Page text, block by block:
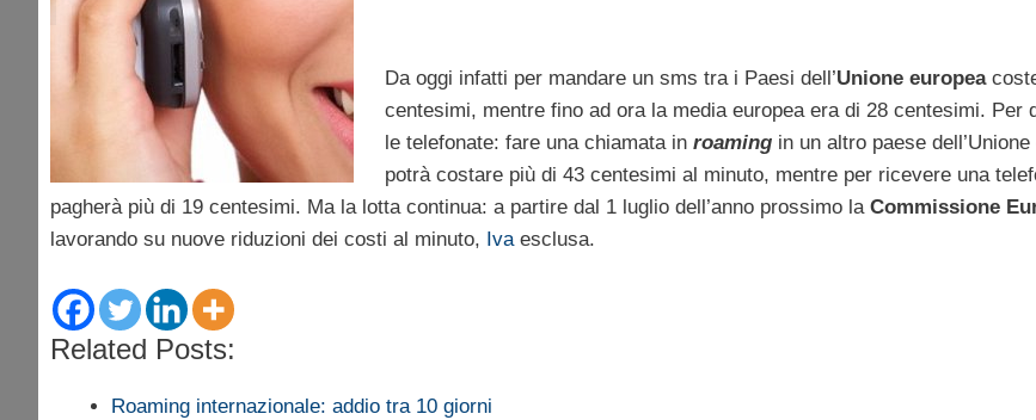
Da oggi infatti per mandare un sms tra i Paesi dell’Unione europea
centesimi, mentre fino ad ora la media europea era di 28 centesimi. Per
le telefonate: fare una chiamata in roamingin un altro paese dell’Unione
potrà costare più di 43 centesimi al minuto, mentre per ricevere una
pagherà più di 19 centesimi. Ma la lotta continua: a partire dal 1 luglio dell’anno prossimo la Commissione
lavorando su nuove riduzioni dei costi al minuto, Iva esclusa.
Related Posts:
Roaming internazionale: addio tra 10 giorni